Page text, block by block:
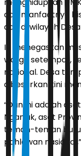
menghidupkan
dan manfaatnya
ada di wilayah
Ia menegaskan
warga setempat,
nasional. Desa
dibesarkan kini
“Dan ini adalah
Nganjuk, aset
teman-teman
pahlawan